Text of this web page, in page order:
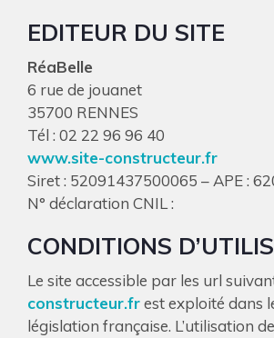
EDITEUR DU SITE
RéaBelle
6 rue de jouanet
35700 RENNES
Tél : 02 22 96 96 40
www.site-constructeur.fr
Siret : 52091437500065 – APE :
N° déclaration CNIL :
CONDITIONS
Le site accessible par les url
constructeur.frest exploité dans
législation française. L’utilisation